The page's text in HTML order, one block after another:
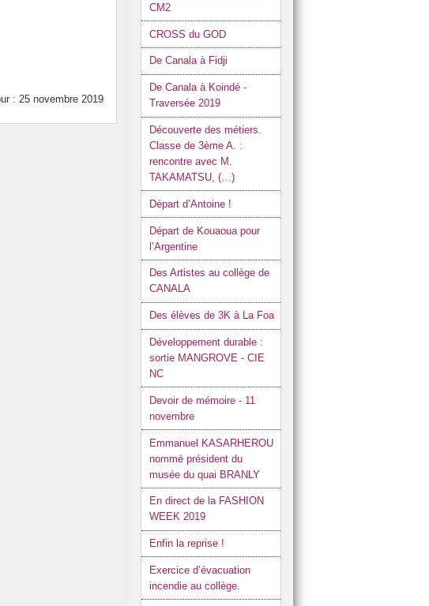
: 25 novembre 2019
CM2
CROSS du GOD
De Canala à Fidji
De Canala à Koindé -
Traversée 2019
Découverte des métiers.
Classe de 3ème A. :
rencontre avec M.
TAKAMATSU, (…)
Départ d’Antoine !
Départ de Kouaoua pour
l’Argentine
Des Artistes au collège de
CANALA
Des élèves de 3K à La Foa
Développement durable :
sortie MANGROVE - CIE
NC
Devoir de mémoire - 11
novembre
Emmanuel KASARHEROU
nommé président du
musée du quai BRANLY
En direct de la FASHION
WEEK 2019
Enfin la reprise !
Exercice d’évacuation
incendie au collège.